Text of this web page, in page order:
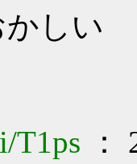
しい
T1ps ：